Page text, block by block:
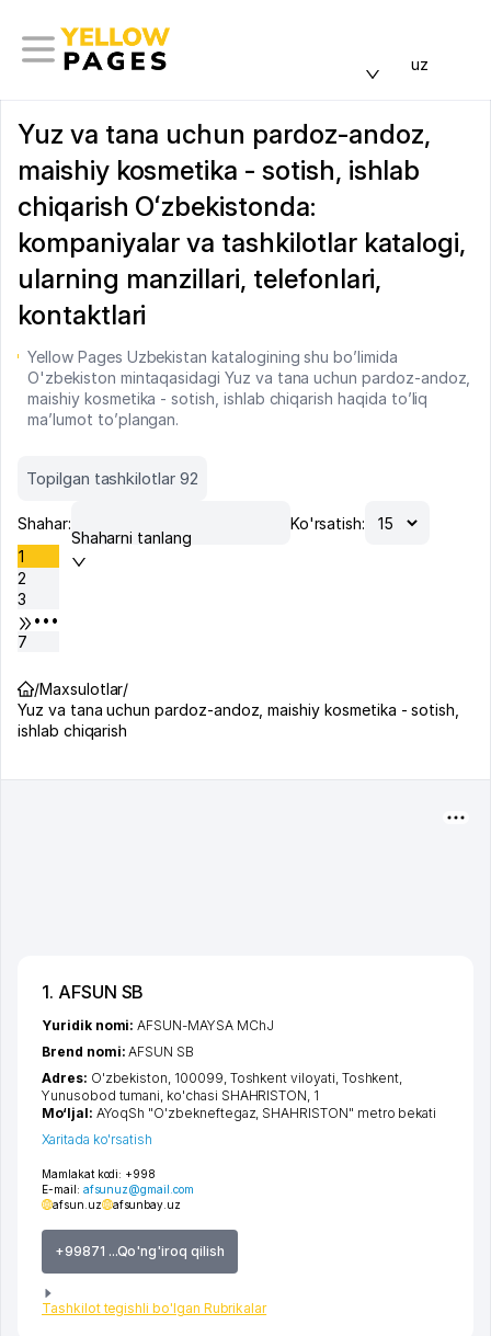
uz
Yuz va tana uchun pardoz-andoz,
maishiy kosmetika - sotish, ishlab
chiqarish Oʻzbekistonda:
kompaniyalar va tashkilotlar katalogi,
ularning manzillari, telefonlari,
kontaktlari
Yellow Pages Uzbekistan katalogining shu bo’limida
O'zbekiston mintaqasidagi Yuz va tana uchun pardoz-andoz,
maishiy kosmetika - sotish, ishlab chiqarish haqida to’liq
ma’lumot to’plangan.
Topilgan tashkilotlar 92
Shahar:
Shaharni tanlang
Ko'rsatish:
1
2
3
•••
7
/Maxsulotlar/
Yuz va tana uchun pardoz-andoz, maishiy kosmetika - sotish,
ishlab chiqarish
1. AFSUN SB
Mamlakat kodi: +998
E-mail: afsunuz@gmail.com
afsun.uz
afsunbay.uz
+99871 ...Qo'ng'iroq qilish
Tashkilot tegishli bo'lgan Rubrikalar
Yuridik nomi:AFSUN-MAYSA MChJ
Brend nomi:AFSUN SB
Adres: O'zbekiston, 100099, Toshkent viloyati Toshkent
Yunusobod tumani ko'chasi SHAHRISTON , 1
Mo‘ljal: AYoqSh "O'zbekneftegaz, SHAHRISTON" metro bekati
Xaritada ko'rsatish